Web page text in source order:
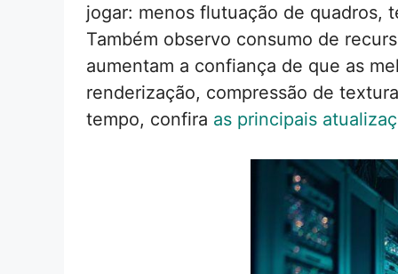
jogar: menos flutuação de quadros,
Também observo consumo de
aumentam a confiança de que as
renderização, compressão de
tempo, confira as principais